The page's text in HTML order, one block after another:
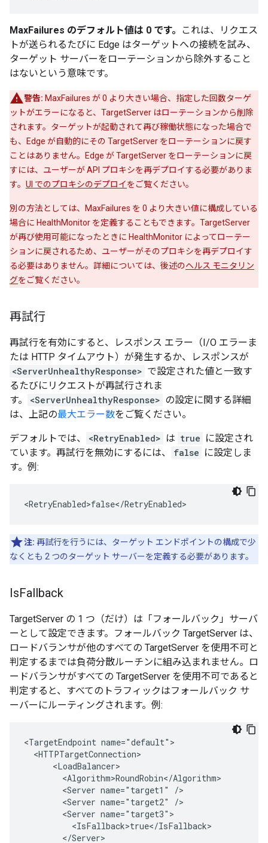
MaxFailures のデフォルト値は 0 です。
これは、リクエス
トが送られるたびに Edge はターゲットへの接続を試み、
ターゲット サーバーをローテーションから除外すること
はないという意味です。
警告: MaxFailures が 0 より大きい場合、指定した回数ターゲ
ットがエラーになると、TargetServer はローテーションから削除
されます。ターゲットが起動されて再び稼働状態になった場合で
も、Edge が自動的にその TargetServer をローテーションに戻す
ことはありません。Edge が TargetServer をローテーションに戻
すには、ユーザーが API プロキシを再デプロイする必要がありま
す。 UI でのプロキシのデプロイをご覧ください。
別の方法としては、MaxFailures を 0 より大きい値に構成している
場合に HealthMonitor を定義することもできます。TargetServer
が再び使用可能になったときに HealthMonitor によってローテー
ションに戻されるため、ユーザーがそのプロキシを再デプロイす
る必要はありません。詳細については、後述のヘルス モニタリン
グをご覧ください。
再試行
再試行を有効にすると、レスポンス エラー（I/O エラーま
たは HTTP タイムアウト）が発生するか、レスポンスが
<ServerUnhealthyResponse> で設定された値と一致す
るたびにリクエストが再試行されま
す。
<ServerUnhealthyResponse> の設定に関する詳細
は、上記の最大エラー数をご覧ください。
デフォルトでは、 <RetryEnabled> は true に設定され
ています。再試行を無効にするには、
false に設定しま
す。例:
<RetryEnabled>false</RetryEnabled>
注: 再試行を行うには、ターゲット エンドポイントの構成で少
なくとも 2 つのターゲット サーバーを定義する必要があります。
IsFallback
TargetServer の 1 つ（だけ）は「フォールバック」サーバ
ーとして設定できます。フォールバック TargetServer は、
ロードバランサが他のすべての TargetServer を使用不可と
判定するまでは負荷分散ルーチンに組み込まれません。ロ
ードバランサがすべての TargetServer を使用不可であると
判定すると、すべてのトラフィックはフォールバック サ
ーバーにルーティングされます。例:
<TargetEndpoint name="default">
  <HTTPTargetConnection>
      <LoadBalancer>
        <Algorithm>RoundRobin</Algorithm>
        <Server name="target1" />
        <Server name="target2" />
        <Server name="target3">
          <IsFallback>true</IsFallback>
        </Server>